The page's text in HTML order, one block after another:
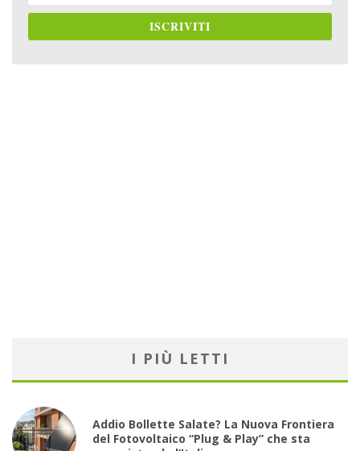
ISCRIVITI
I PIÙ LETTI
Addio Bollette Salate? La Nuova Frontiera
del Fotovoltaico “Plug & Play” che sta